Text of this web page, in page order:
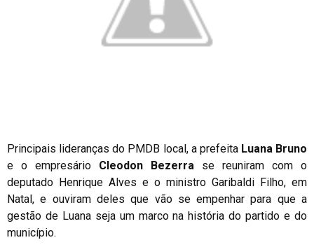
Principais lideranças do PMDB local, a prefeita Luana Bruno
e o empresário Cleodon Bezerra se reuniram com o
deputado Henrique Alves e o ministro Garibaldi Filho, em
Natal, e ouviram deles que vão se empenhar para que a
gestão de Luana seja um marco na história do partido e do
município.